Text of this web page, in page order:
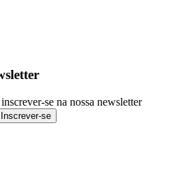
se na nossa newsletter
Inscrever-se